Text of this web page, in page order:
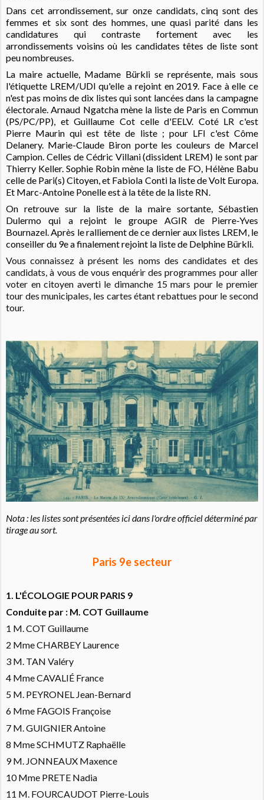
Dans cet arrondissement, sur onze candidats, cinq sont des
femmes et six sont des hommes, une quasi parité dans les
candidatures qui contraste fortement avec les
arrondissements voisins où les candidates têtes de liste sont
peu nombreuses.
La maire actuelle, Madame Bürkli se représente, mais sous
l'étiquette LREM/UDI qu'elle a rejoint en 2019. Face à elle ce
n'est pas moins de dix listes qui sont lancées dans la campagne
électorale. Arnaud Ngatcha mène la liste de Paris en Commun
(PS/PC/PP), et Guillaume Cot celle d'EELV. Coté LR c'est
Pierre Maurin qui est tête de liste ; pour LFI c'est Côme
Delanery. Marie-Claude Biron porte les couleurs de Marcel
Campion. Celles de Cédric Villani (dissident LREM) le sont par
Thierry Keller. Sophie Robin mène la liste de FO, Hélène Babu
celle de Pari(s) Citoyen, et Fabiola Conti la liste de Volt Europa.
Et Marc-Antoine Ponelle est à la tête de la liste RN.
On retrouve sur la liste de la maire sortante, Sébastien
Dulermo qui a rejoint le groupe AGIR de Pierre-Yves
Bournazel. Après le ralliement de ce dernier aux listes LREM, le
conseiller du 9e a finalement rejoint la liste de Delphine Bürkli.
Vous connaissez à présent les noms des candidates et des
candidats, à vous de vous enquérir des programmes pour aller
voter en citoyen averti le dimanche 15 mars pour le premier
tour des municipales, les cartes étant rebattues pour le second
tour.
Nota : les listes sont présentées ici dans l'ordre officiel déterminé par
tirage au sort.
Paris 9e secteur
1. L'ÉCOLOGIE POUR PARIS 9
Conduite par : M. COT Guillaume
1 M. COT Guillaume
2 Mme CHARBEY Laurence
3 M. TAN Valéry
4 Mme CAVALIÉ France
5 M. PEYRONEL Jean-Bernard
6 Mme FAGOIS Françoise
7 M. GUIGNIER Antoine
8 Mme SCHMUTZ Raphaëlle
9 M. JONNEAUX Maxence
10 Mme PRETE Nadia
11 M. FOURCAUDOT Pierre-Louis